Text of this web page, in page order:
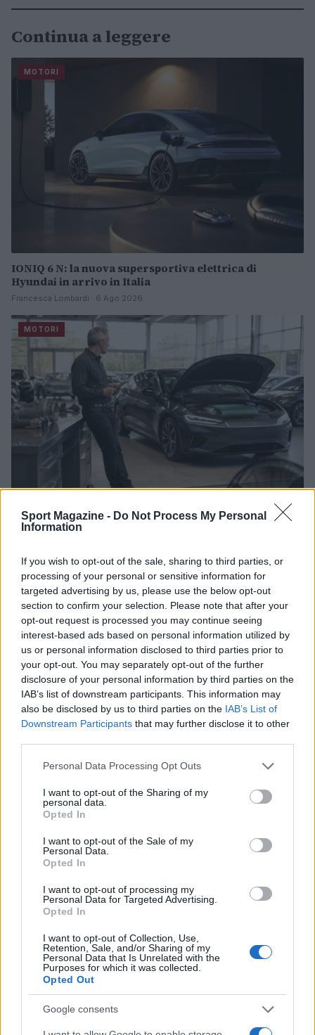
Sport Magazine - Do Not Process My Personal
Information
If you wish to opt-out of the sale, sharing to third parties, or
processing of your personal or sensitive information for
targeted advertising by us, please use the below opt-out
section to confirm your selection. Please note that after your
opt-out request is processed you may continue seeing
interest-based ads based on personal information utilized by
us or personal information disclosed to third parties prior to
your opt-out. You may separately opt-out of the further
disclosure of your personal information by third parties on the
IAB’s list of downstream participants. This information may
also be disclosed by us to third parties on the IAB’s List of
Downstream Participants that may further disclose it to other
Please note that this website/app uses one or more Google
not limited to your visit or usage behaviour. You may click to
grant or deny consent to Google and its third-party tags to
use your data for below specified purposes in below Google
consent section.
Personal Data Processing Opt Outs
I want to opt-out of the Sharing of my
personal data.
Opted In
I want to opt-out of the Sale of my
Personal Data.
Opted In
I want to opt-out of processing my
Personal Data for Targeted Advertising.
Opted In
I want to opt-out of Collection, Use,
Retention, Sale, and/or Sharing of my
Personal Data that Is Unrelated with the
Purposes for which it was collected.
Opted Out
Google consents
Continua a leggere
MOTORI
IONIQ 6 N: la nuova supersportiva elettrica di
Hyundai in arrivo in Italia
Francesca Lombardi · 6 Ago 2026
MOTORI
Range extender auto: differenze con full hybrid e
MOTORI
l’attenzione verso il noleggio auto
Redazione Sport Magazine · 6 Ago 2026
PIÙ LETTI
Audi Nuvolari: prestazioni, design e prezzo della
nuova supercar ibrida
Il film su Gilles Villeneuve arriva nelle sale: tutto
quello che c’è da sapere
Fondi garantiti per i Gran Premi di Formula 1: 5,25
milioni per il 2026